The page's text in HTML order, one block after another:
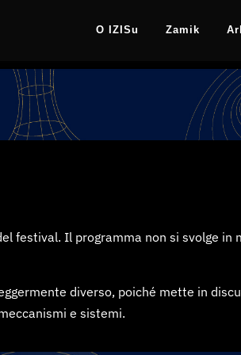
O IZISu Zamik
festival. Il programma non si svolge
diverso, poiché mette in
e sistemi.